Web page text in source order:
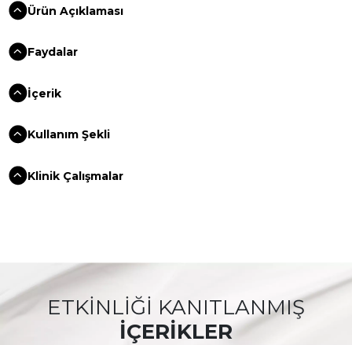
Ürün Açıklaması
Faydalar
İçerik
Kullanım Şekli
Klinik Çalışmalar
ETKİNLİĞİ KANITLANMIŞ
İÇERİKLER